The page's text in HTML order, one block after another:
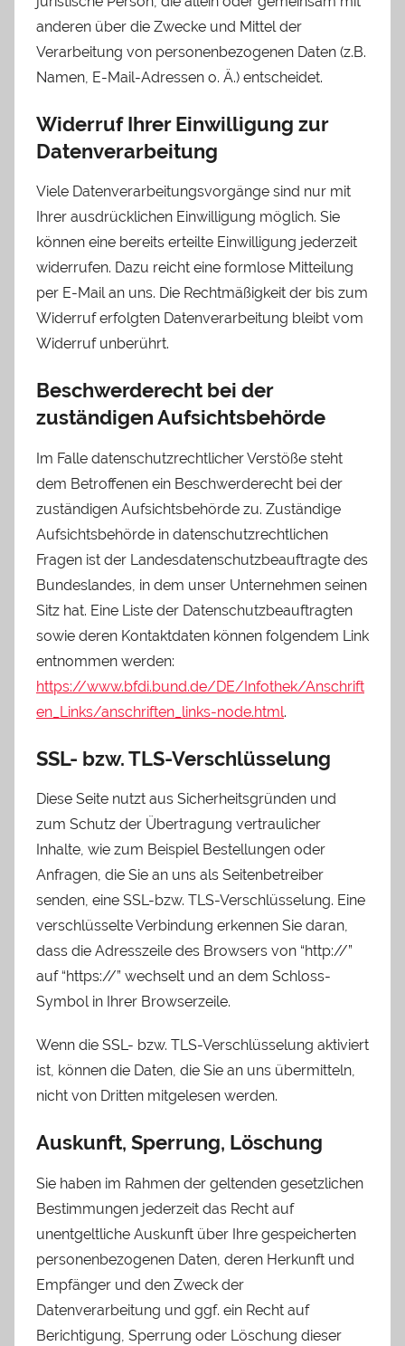
anderen über die Zwecke und Mittel der
Verarbeitung von personenbezogenen Daten (z.B.
Namen, E-Mail-Adressen o. Ä.) entscheidet.
Widerruf Ihrer Einwilligung zur
Datenverarbeitung
Viele Datenverarbeitungsvorgänge sind nur mit
Ihrer ausdrücklichen Einwilligung möglich. Sie
können eine bereits erteilte Einwilligung jederzeit
widerrufen. Dazu reicht eine formlose Mitteilung
per E-Mail an uns. Die Rechtmäßigkeit der bis zum
Widerruf erfolgten Datenverarbeitung bleibt vom
Widerruf unberührt.
Beschwerderecht bei der
zuständigen Aufsichtsbehörde
Im Falle datenschutzrechtlicher Verstöße steht
dem Betroffenen ein Beschwerderecht bei der
zuständigen Aufsichtsbehörde zu. Zuständige
Aufsichtsbehörde in datenschutzrechtlichen
Fragen ist der Landesdatenschutzbeauftragte des
Bundeslandes, in dem unser Unternehmen seinen
Sitz hat. Eine Liste der Datenschutzbeauftragten
sowie deren Kontaktdaten können folgendem Link
entnommen werden:
https://www.bfdi.bund.de/DE/Infothek/Anschrift
en_Links/anschriften_links-node.html.
SSL- bzw. TLS-Verschlüsselung
Diese Seite nutzt aus Sicherheitsgründen und
zum Schutz der Übertragung vertraulicher
Inhalte, wie zum Beispiel Bestellungen oder
Anfragen, die Sie an uns als Seitenbetreiber
senden, eine SSL-bzw. TLS-Verschlüsselung. Eine
verschlüsselte Verbindung erkennen Sie daran,
dass die Adresszeile des Browsers von “http://”
auf “https://” wechselt und an dem Schloss-
Symbol in Ihrer Browserzeile.
Wenn die SSL- bzw. TLS-Verschlüsselung aktiviert
ist, können die Daten, die Sie an uns übermitteln,
nicht von Dritten mitgelesen werden.
Auskunft, Sperrung, Löschung
Sie haben im Rahmen der geltenden gesetzlichen
Bestimmungen jederzeit das Recht auf
unentgeltliche Auskunft über Ihre gespeicherten
personenbezogenen Daten, deren Herkunft und
Empfänger und den Zweck der
Datenverarbeitung und ggf. ein Recht auf
Berichtigung, Sperrung oder Löschung dieser